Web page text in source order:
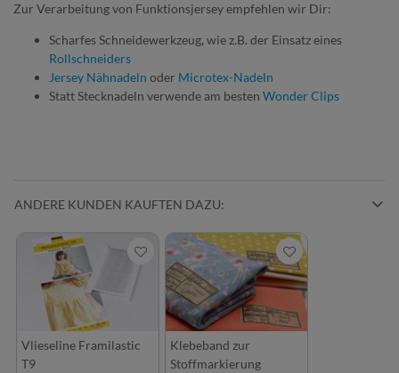
Zur Verarbeitung von Funktionsjersey empfehlen wir Dir:
Scharfes Schneidewerkzeug, wie z.B. der Einsatz eines
Rollschneiders
Jersey Nähnadeln oder Microtex-Nadeln
Statt Stecknadeln verwende am besten Wonder Clips
ANDERE KUNDEN KAUFTEN DAZU:
Vlieseline Framilastic
T9
Klebeband zur
Stoffmarkierung